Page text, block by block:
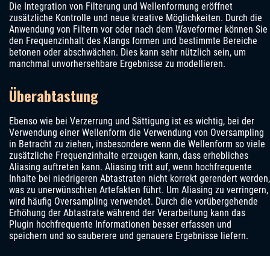
Die Integration von Filterung und Wellenformung eröffnet
zusätzliche Kontrolle und neue kreative Möglichkeiten. Durch die
Anwendung von Filtern vor oder nach dem Waveformer können Sie
den Frequenzinhalt des Klangs formen und bestimmte Bereiche
betonen oder abschwächen. Dies kann sehr nützlich sein, um
manchmal unvorhersehbare Ergebnisse zu modellieren.
Überabtastung
Ebenso wie bei Verzerrung und Sättigung ist es wichtig, bei der
Verwendung einer Wellenform die Verwendung von Oversampling
in Betracht zu ziehen, insbesondere wenn die Wellenform so viele
zusätzliche Frequenzinhalte erzeugen kann, dass erhebliches
Aliasing auftreten kann. Aliasing tritt auf, wenn hochfrequente
Inhalte bei niedrigeren Abtastraten nicht korrekt gerendert werden,
was zu unerwünschten Artefakten führt. Um Aliasing zu verringern,
wird häufig Oversampling verwendet. Durch die vorübergehende
Erhöhung der Abtastrate während der Verarbeitung kann das
Plugin hochfrequente Informationen besser erfassen und
speichern und so sauberere und genauere Ergebnisse liefern.